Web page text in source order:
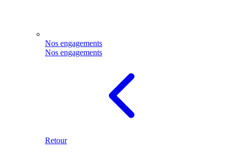
Nos engagements
Nos engagements
Retour